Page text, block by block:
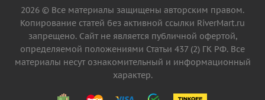
2026 © Все материалы защищены авторским правом.
Копирование статей без активной ссылки RiverMart.ru
запрещено. Сайт не является публичной офертой,
определяемой положениями Статьи 437 (2) ГК РФ. Все
материалы несут ознакомительный и информационный
характер.